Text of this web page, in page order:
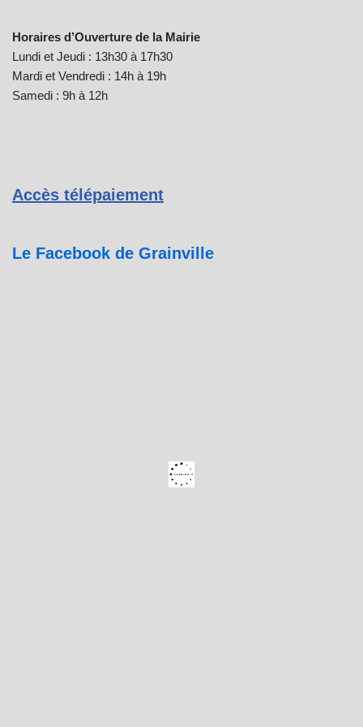
Horaires d’Ouverture de la Mairie
Lundi et Jeudi : 13h30 à 17h30
Mardi et Vendredi : 14h à 19h
Samedi : 9h à 12h
Accès télépaiement
Le Facebook de Grainville